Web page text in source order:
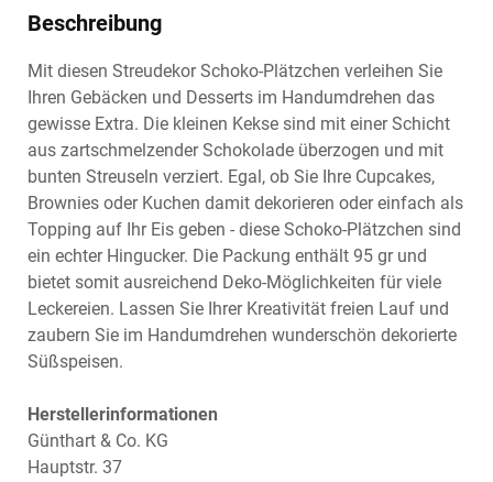
Beschreibung
Mit diesen Streudekor Schoko-Plätzchen verleihen Sie
Ihren Gebäcken und Desserts im Handumdrehen das
gewisse Extra. Die kleinen Kekse sind mit einer Schicht
aus zartschmelzender Schokolade überzogen und mit
bunten Streuseln verziert. Egal, ob Sie Ihre Cupcakes,
Brownies oder Kuchen damit dekorieren oder einfach als
Topping auf Ihr Eis geben - diese Schoko-Plätzchen sind
ein echter Hingucker. Die Packung enthält 95 gr und
bietet somit ausreichend Deko-Möglichkeiten für viele
Leckereien. Lassen Sie Ihrer Kreativität freien Lauf und
zaubern Sie im Handumdrehen wunderschön dekorierte
Süßspeisen.
Herstellerinformationen
Günthart & Co. KG
Hauptstr. 37